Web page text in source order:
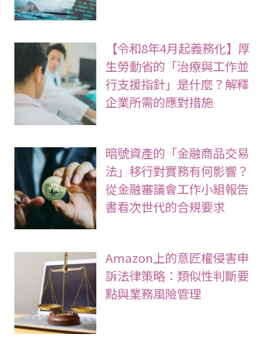
【令和8年4月起義務化】厚
生勞動省的「治療與工作並
行支援指針」是什麼？解釋
企業所需的應對措施
暗號資產的「金融商品交易
法」移行對實務有何影響？
從金融審議會工作小組報告
書看次世代的合規要求
Amazon上的意匠權侵害申
訴法律策略：類似性判斷要
點與業務風險管理